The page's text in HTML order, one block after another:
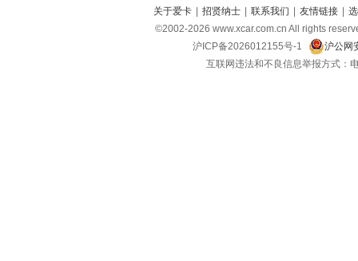
关于爱卡 招贤纳士 联系我们 友情链接
©2002-2026 www.xcar.com.cn All rights
沪ICP备2026012155号-1
沪公网
互联网违法和不良信息举报方式：